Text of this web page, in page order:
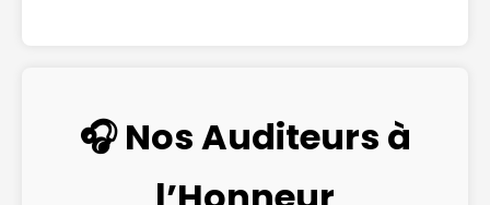
🎧 Nos Auditeurs à